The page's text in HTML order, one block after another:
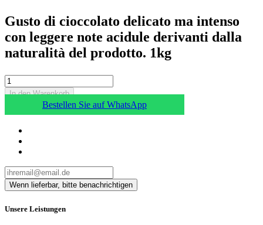
Gusto di cioccolato delicato ma intenso
con leggere note acidule derivanti dalla
naturalità del prodotto. 1kg
In den Warenkorb
Bestellen Sie auf WhatsApp
Unsere Leistungen